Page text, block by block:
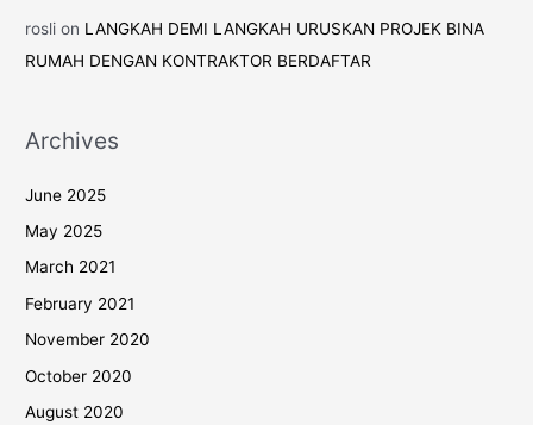
Recent Comments
D' MarasonLANGKAH DEMI LANGKAH URUSKAN PROJEK
roslionLANGKAH DEMI LANGKAH URUSKAN PROJEK BINA
Archives
June 2025
May 2025
March 2021
February 2021